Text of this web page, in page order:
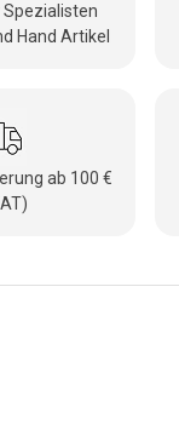
Hand Artikel
ab 100 €